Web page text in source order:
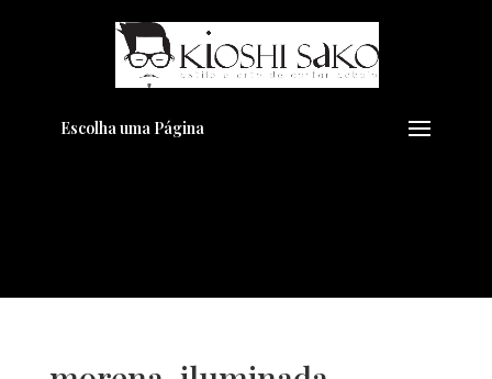
Escolha uma Página
Pensando em transformar seu
Visual??